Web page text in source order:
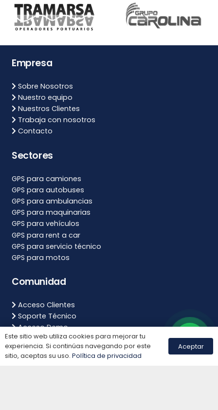
Empresa
Sobre Nosotros
Nuestro equipo
Nuestros Clientes
Trabaja con nosotros
Contacto
Sectores
GPS para camiones
GPS para autobuses
GPS para ambulancias
GPS para maquinarias
GPS para vehículos
GPS para rent a car
GPS para servicio técnico
GPS para motos
Comunidad
Acceso Clientes
Soporte Técnico
Acceso Demo
FAQs
Calculando el Ahorro
Libro de reclamaciones
Este sitio web utiliza cookies para mejorar tu
experiencia. Si continúas navegando por este
sitio, aceptas su uso. Política de privacidad
Aceptar